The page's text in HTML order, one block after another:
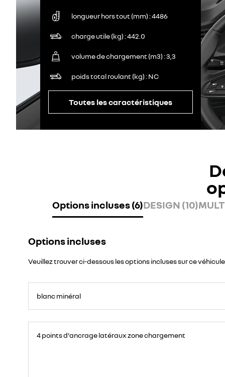
longueur hors tout (mm) 4486
charge utile (kg) 442.0
volume de chargement (m3) 3,3
poids total roulant (kg) NC
Toutes les caractéristiques
Options incluses (6)DESIGN (10)
Options incluses
Veuillez trouver ci-dessous les options incluses sur ce véhicule
blanc minéral
4 points d'ancrage latéraux zone chargement